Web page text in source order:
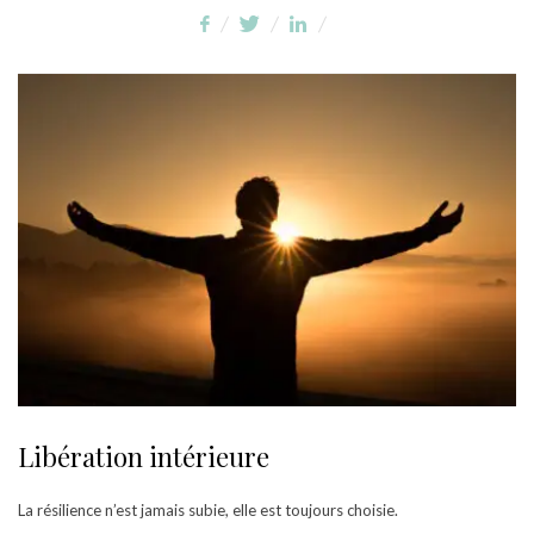
Libération intérieure
La résilience n’est jamais subie, elle est toujours choisie.